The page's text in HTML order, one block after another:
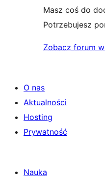
Masz coś do
Potrzebujesz
Zobacz forum
O nas
Aktualności
Hosting
Prywatność
Nauka